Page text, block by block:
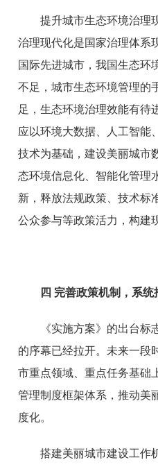
提升城市生态环境治理
治理现代化是国家治理体系
国际先进城市，我国生态环
不足，城市生态环境管理的
足，生态环境治理效能有待
应以环境大数据、人工智能
技术为基础，建设美丽城市
态环境信息化、智能化管理
新，释放法规政策、技术标
公众参与等政策活力，构建
四 完善政策机制，系
《实施方案》的出台
的序幕已经拉开。未来一段
市重点领域、重点任务基础
管理制度框架体系，推动美
度化。
搭建美丽城市建设工作